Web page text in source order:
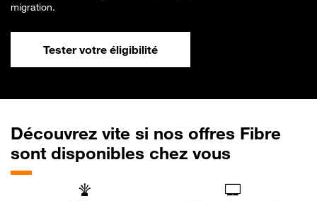
migration.
Tester votre éligibilité
Découvrez vite si nos offres Fibre
sont disponibles chez vous